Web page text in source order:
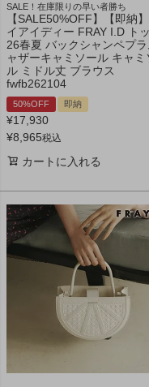
SALE！在庫限りの早い者勝ち
【SALE50%OFF】【即納
イアイディー FRAY I.D ト
26春夏 バックシャンペプ
ャザーキャミソール キャミ
ル ミドル丈 ブラウス
fwfb262104
50%OFF 即納
¥17,930
¥8,965税込
カートに入れる